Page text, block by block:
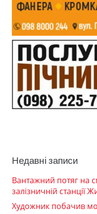
Недавні записи
Вантажний потяг на
залізничній станції
Художник побачив